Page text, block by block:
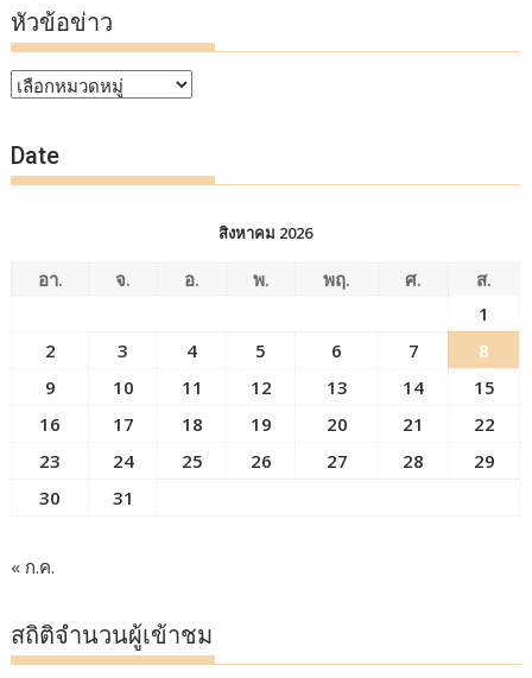
หัวข้อข่าว
หัวข้อ
Date
สิงหาคม 2026
อา. จ. อ. พ. พฤ. ศ.
ส.
1
2
3 4 5 6 7
8
9
10 11 12 13 14
15
16
17 18 19 20 21
22
23
24 25 26 27 28
29
30
31
« ก.ค.
สถิติจำนวนผู้เข้าชม